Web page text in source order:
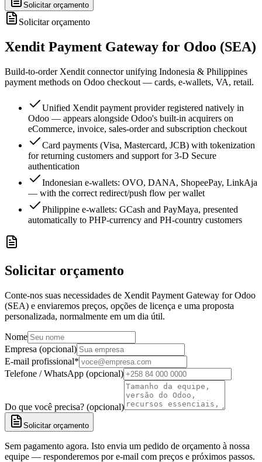
Solicitar orçamento
Solicitar orçamento
Xendit Payment Gateway for Odoo (SEA)
Build-to-order Xendit connector unifying Indonesia & Philippines
payment methods on Odoo checkout — cards, e-wallets, VA, retail.
Unified Xendit payment provider registered natively in
Odoo — appears alongside Odoo's built-in acquirers on
eCommerce, invoice, sales-order and subscription checkout
Card payments (Visa, Mastercard, JCB) with tokenization
for returning customers and support for 3-D Secure
authentication
Indonesian e-wallets: OVO, DANA, ShopeePay, LinkAja
— with the correct redirect/push flow per wallet
Philippine e-wallets: GCash and PayMaya, presented
automatically to PHP-currency and PH-country customers
Solicitar orçamento
Conte-nos suas necessidades de Xendit Payment Gateway for Odoo
(SEA) e enviaremos preços, opções de licença e uma proposta
personalizada, normalmente em um dia útil.
Nome
Empresa (opcional)
E-mail profissional*
Telefone / WhatsApp (opcional)
Do que você precisa? (opcional)
Solicitar orçamento
Sem pagamento agora. Isto envia um pedido de orçamento à nossa
equipe — responderemos por e-mail com preços e próximos passos.